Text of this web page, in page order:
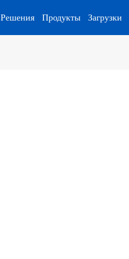
Решения Продукты Загрузки